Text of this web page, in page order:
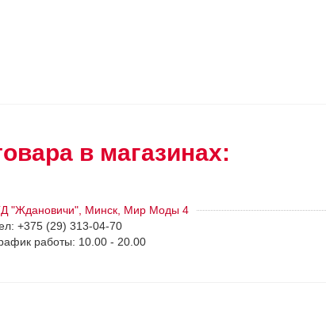
в магазинах:
"Ждановичи", Минск, Мир Моды 4
+375 (29) 313-04-70
работы: 10.00 - 20.00